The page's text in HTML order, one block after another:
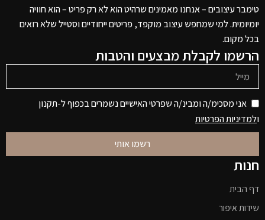
טימבר עיצובים – אנחנו מאמינים שרהיט הוא לא רק פריט – הוא חוויה
יומיומית. למי שמחפש עיצוב מוקפד, פריטים ייחודיים וסטייל שלא רואים
בכל מקום.
הרשמו לקבלת מבצעים והטבות
אני מסכימ/ה ומבינ/ה שפרטי האישיים נשמרים בכפוף ל-תקנון
ולמדיניות הפרטיות
רשמו אותי
חנות
דף הבית
שידות איפור